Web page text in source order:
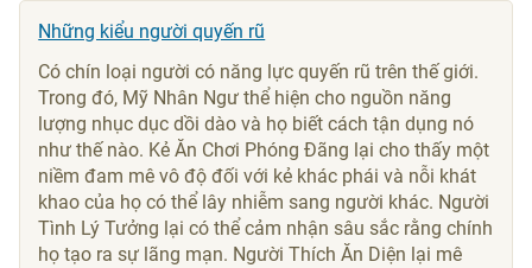
Những kiểu người quyến rũ
Có chín loại người có năng lực quyến rũ trên thế giới.
Trong đó, Mỹ Nhân Ngư thể hiện cho nguồn năng
lượng nhục dục dồi dào và họ biết cách tận dụng nó
như thế nào. Kẻ Ăn Chơi Phóng Đãng lại cho thấy một
niềm đam mê vô độ đối với kẻ khác phái và nỗi khát
khao của họ có thể lây nhiễm sang người khác. Người
Tình Lý Tưởng lại có thể cảm nhận sâu sắc rằng chính
họ tạo ra sự lãng mạn. Người Thích Ăn Diện lại mê